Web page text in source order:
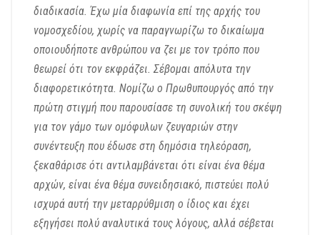
διαδικασία. Έχω μία διαφωνία επί της αρχής του
νομοσχεδίου, χωρίς να παραγνωρίζω το δικαίωμα
οποιουδήποτε ανθρώπου να ζει με τον τρόπο που
θεωρεί ότι τον εκφράζει. Σέβομαι απόλυτα την
διαφορετικότητα. Νομίζω ο Πρωθυπουργός από την
πρώτη στιγμή που παρουσίασε τη συνολική του σκέψη
για τον γάμο των ομόφυλων ζευγαριών στην
συνέντευξη που έδωσε στη δημόσια τηλεόραση,
ξεκαθάρισε ότι αντιλαμβάνεται ότι είναι ένα θέμα
αρχών, είναι ένα θέμα συνειδησιακό, πιστεύει πολύ
ισχυρά αυτή την μεταρρύθμιση ο ίδιος και έχει
εξηγήσει πολύ αναλυτικά τους λόγους, αλλά σέβεται